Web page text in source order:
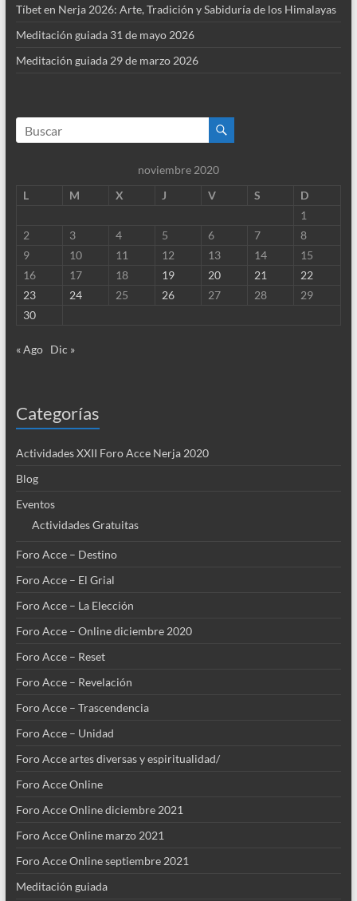
Tíbet en Nerja 2026: Arte, Tradición y Sabiduría de los Himalayas
Meditación guiada 31 de mayo 2026
Meditación guiada 29 de marzo 2026
noviembre 2020
L
M X J V S
D
1
2
3 4 5 6 7
8
9
10 11 12 13 14
15
16
17 18 19 20 21
22
23
24 25 26 27 28
29
30
« Ago Dic »
Categorías
Actividades XXII Foro Acce Nerja 2020
Blog
Eventos
Actividades Gratuitas
Foro Acce – Destino
Foro Acce – El Grial
Foro Acce – La Elección
Foro Acce – Online diciembre 2020
Foro Acce – Reset
Foro Acce – Revelación
Foro Acce – Trascendencia
Foro Acce – Unidad
Foro Acce artes diversas y espiritualidad/
Foro Acce Online
Foro Acce Online diciembre 2021
Foro Acce Online marzo 2021
Foro Acce Online septiembre 2021
Meditación guiada